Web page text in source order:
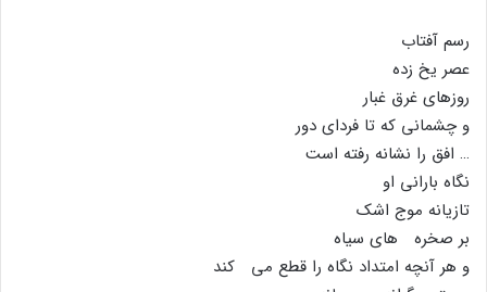
رسم آفتاب
عصر یخ زده
روزهاى غرق غبار
و چشمانى که تا فرداى دور
… افق را نشانه رفته است
نگاه بارانى او
تازیانه موج اشک
بر صخره هاى سیاه
و هر آنچه امتداد نگاه را قطع مى کند